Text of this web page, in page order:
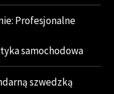
Profesjonalne
samochodowa
szwedzką